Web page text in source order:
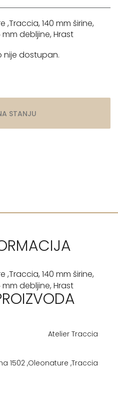
,Traccia, 140 mm širine,
mm debljine, Hrast
nije dostupan.
STANJU
,Traccia, 140 mm širine,
mm debljine, Hrast
Atelier Traccia
1502 ,Oleonature ,Traccia